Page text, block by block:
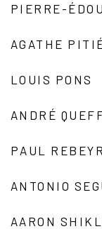
PIERRE-
AGATHE
LOUIS PONS
ANDRÉ
PAUL
ANTONIO
AARON